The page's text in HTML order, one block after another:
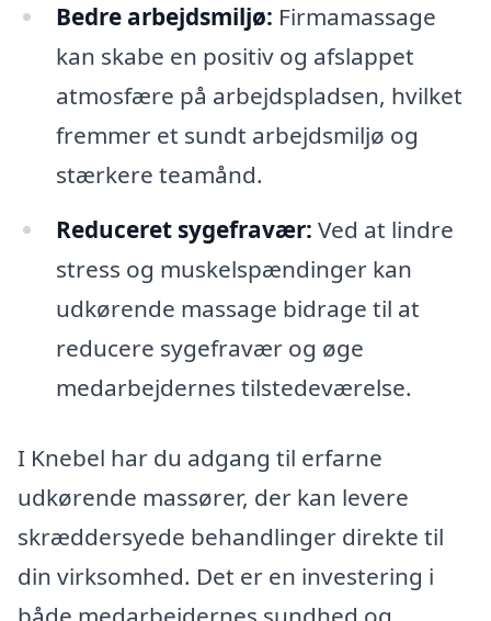
Bedre arbejdsmiljø: Firmamassage
kan skabe en positiv og afslappet
atmosfære på arbejdspladsen, hvilket
fremmer et sundt arbejdsmiljø og
stærkere teamånd.
Reduceret sygefravær: Ved at lindre
stress og muskelspændinger kan
udkørende massage bidrage til at
reducere sygefravær og øge
medarbejdernes tilstedeværelse.
I Knebel har du adgang til erfarne
udkørende massører, der kan levere
skræddersyede behandlinger direkte til
din virksomhed. Det er en investering i